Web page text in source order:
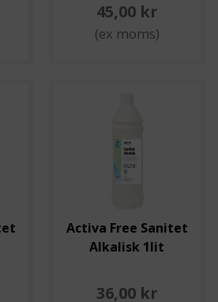
45,00 kr
(ex moms)
Activa Free Sanitet
Alkalisk 1lit
36,00 kr